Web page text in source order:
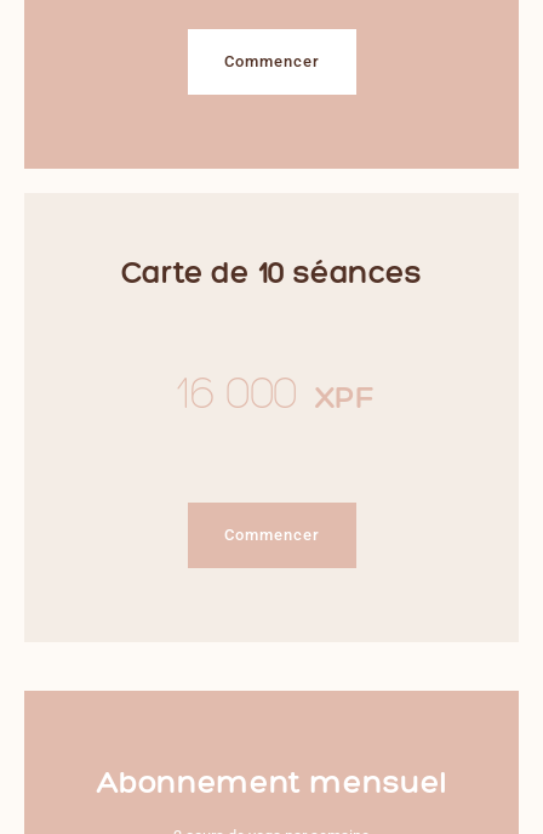
Commencer
Carte de 10 séances
16 000 XPF
Commencer
Abonnement mensuel